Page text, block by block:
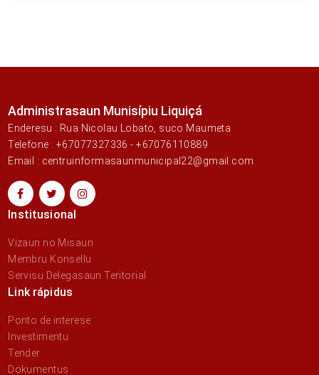
Administrasaun Munisípiu Liquiçá
Enderesu : Rua Nicolau Lobato, suco Maumeta
Telefone : +67077327336 - +67076110889
Email : centruinformasaunmunicipal22@gmail.com
Institusional
Vizaun no Misaun
Membru Konsellu
Servisu Delegasaun Teritorial
Link rápidus
Ponto de interese
Investimentu
Tender
Dokumentus